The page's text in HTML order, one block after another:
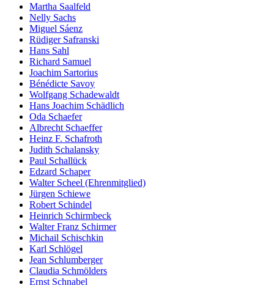
Martha Saalfeld
Nelly Sachs
Miguel Sáenz
Rüdiger Safranski
Hans Sahl
Richard Samuel
Joachim Sartorius
Bénédicte Savoy
Wolfgang Schadewaldt
Hans Joachim Schädlich
Oda Schaefer
Albrecht Schaeffer
Heinz F. Schafroth
Judith Schalansky
Paul Schallück
Edzard Schaper
Walter Scheel (Ehrenmitglied)
Jürgen Schiewe
Robert Schindel
Heinrich Schirmbeck
Walter Franz Schirmer
Michail Schischkin
Karl Schlögel
Jean Schlumberger
Claudia Schmölders
Ernst Schnabel